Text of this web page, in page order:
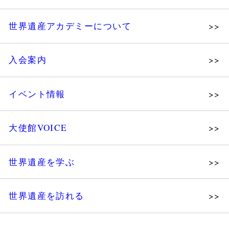
世界遺産アカデミーについて
組織図・役員
法人会員・協賛団体／公認団体
入会案内
イベント情報
ツアー情報
大使館VOICE
世界遺産を学ぶ
世界遺産を訪れる